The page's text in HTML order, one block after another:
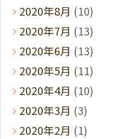
2020年8月 (10)
2020年7月 (13)
2020年6月 (13)
2020年5月 (11)
2020年4月 (10)
2020年3月 (3)
2020年2月 (1)